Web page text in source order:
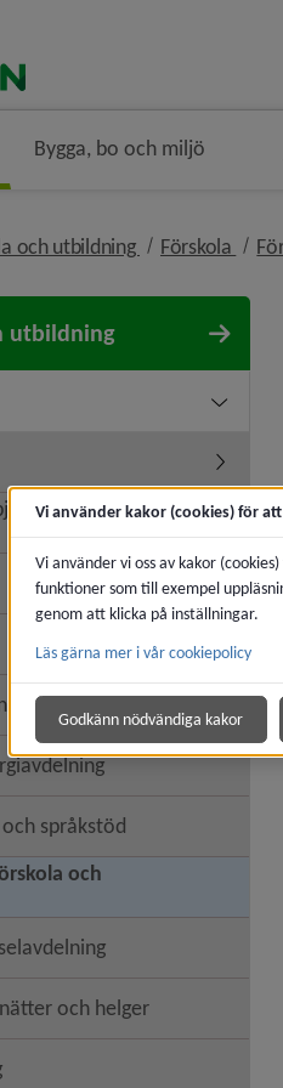
Bygga, bo och miljö
och utbildning nivå i
Förskola nivå
utbildning
eller säg
minoritetsspråk
språkstöd
och
och helger
Vi använder kakor (cookies) för
Vi använder vi oss av kakor
funktioner som till exempel
genom att klicka på inställningar.
Läs gärna mer i vår cookiepolicy
Godkänn nödvändiga kakor